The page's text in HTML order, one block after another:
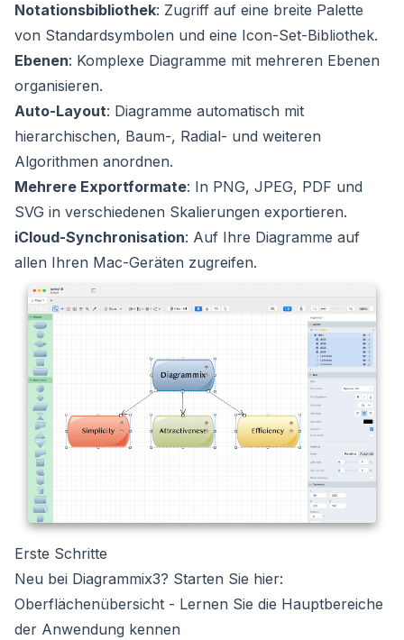
Notationsbibliothek: Zugriff auf eine breite Palette
von Standardsymbolen und eine Icon-Set-Bibliothek.
Ebenen: Komplexe Diagramme mit mehreren Ebenen
organisieren.
Auto-Layout: Diagramme automatisch mit
hierarchischen, Baum-, Radial- und weiteren
Algorithmen anordnen.
Mehrere Exportformate: In PNG, JPEG, PDF und
SVG in verschiedenen Skalierungen exportieren.
iCloud-Synchronisation: Auf Ihre Diagramme auf
allen Ihren Mac-Geräten zugreifen.
Erste Schritte
Neu bei Diagrammix3? Starten Sie hier:
Oberflächenübersicht - Lernen Sie die Hauptbereiche
der Anwendung kennen